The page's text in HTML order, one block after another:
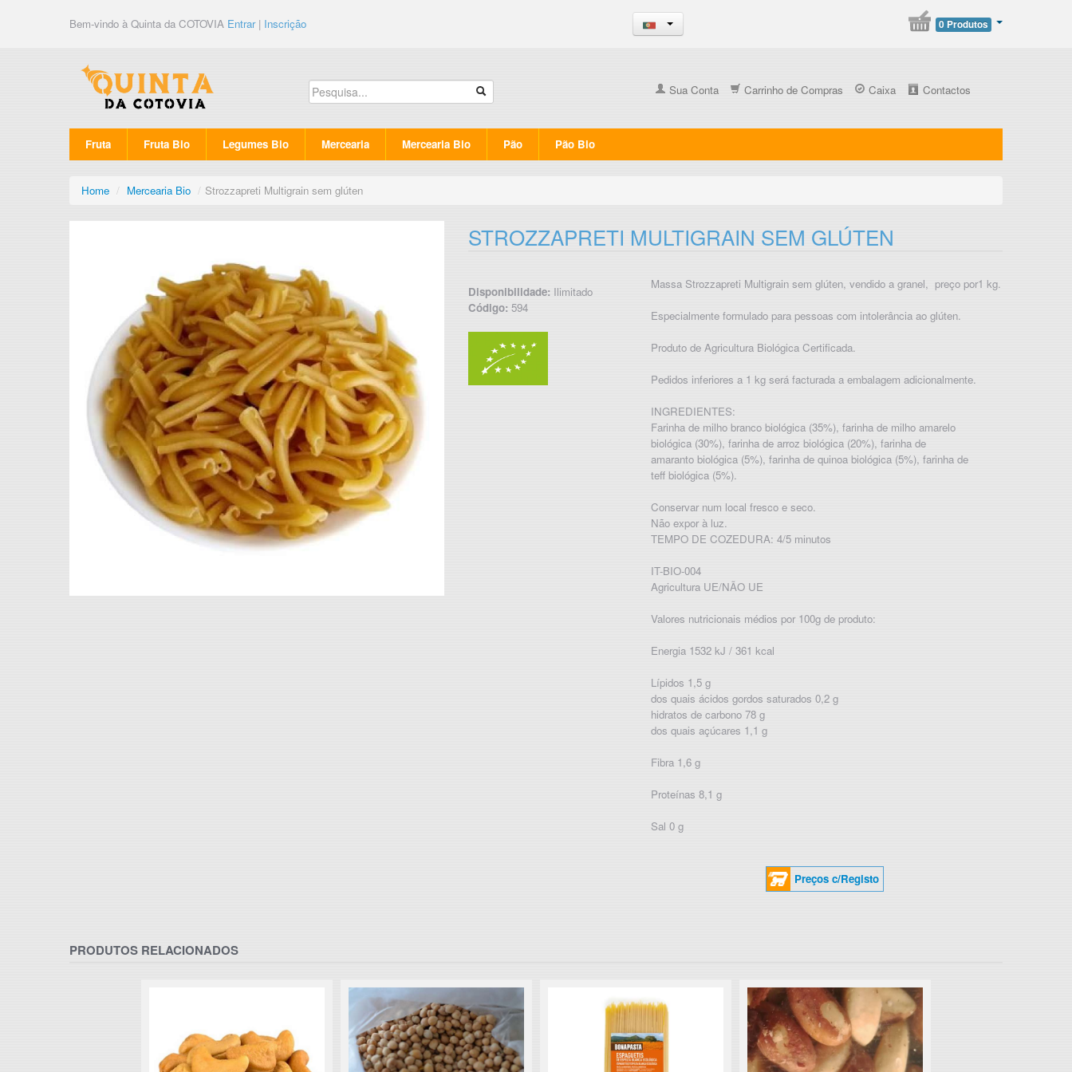
Bem-vindo à Quinta da COTOVIA Entrar| Inscrição 0 Produtos
Sua Conta Carrinho de Compras Caixa Contactos
Fruta Fruta Bio Legumes Bio Mercearia Mercearia Bio Pão Pão Bio
Home / Mercearia Bio / Strozzapreti Multigrain sem glúten
STROZZAPRETI MULTIGRAIN SEM GLÚTEN
Disponibilidade: Ilimitado
Código: 594
Massa Strozzapreti Multigrain sem glúten, vendido a granel, preço por1 kg.
Especialmente formulado para pessoas com intolerância ao glúten.
Produto de Agricultura Biológica Certificada.
Pedidos inferiores a 1 kg será facturada a embalagem adicionalmente.
INGREDIENTES:
Farinha de milho branco biológica (35%), farinha de milho amarelo
biológica (30%), farinha de arroz biológica (20%), farinha de
amaranto biológica (5%), farinha de quinoa biológica (5%), farinha de
teff biológica (5%).
Conservar num local fresco e seco.
Não expor à luz.
TEMPO DE COZEDURA: 4/5 minutos
IT-BIO-004
Agricultura UE/NÃO UE
Valores nutricionais médios por 100g de produto:
Energia 1532 kJ / 361 kcal
Lípidos 1,5 g
dos quais ácidos gordos saturados 0,2 g
hidratos de carbono 78 g
dos quais açúcares 1,1 g
Fibra 1,6 g
Proteínas 8,1 g
Sal 0 g
Preços c/Registo
PRODUTOS RELACIONADOS